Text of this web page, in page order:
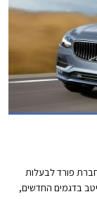
הרכב המוערכים, אשר עבר בשנת 2010 מחברת פורד לבעלות
בדגמים החדשים,